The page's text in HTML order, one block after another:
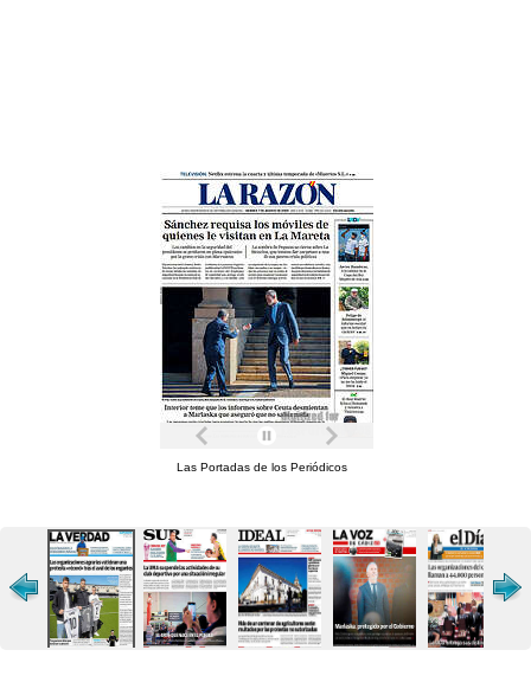
Las Portadas de los Periódicos